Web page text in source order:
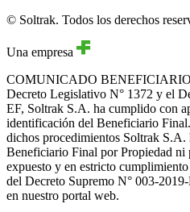
© Soltrak. Todos los derechos
Una empresa
COMUNICADO
Decreto Legislativo N° 1372 y el
EF, Soltrak S.A. ha cumplido con
identificación del Beneficiario
dichos procedimientos Soltrak
Beneficiario Final por Propiedad ni
expuesto y en estricto
del Decreto Supremo N° 003-
en nuestro portal web.